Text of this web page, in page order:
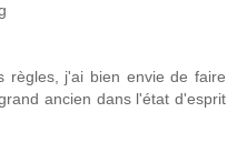
règles, j'ai bien envie de faire
ancien dans l'état d'esprit